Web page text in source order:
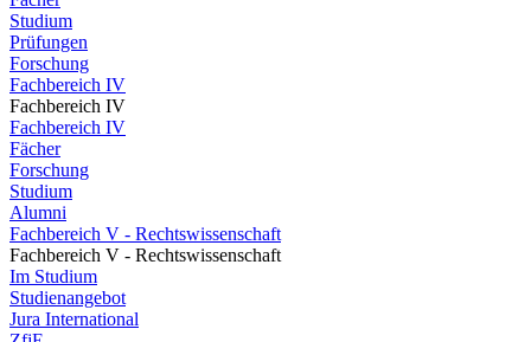
Studium
Prüfungen
Forschung
Fachbereich IV
Fachbereich IV
Fachbereich IV
Fächer
Forschung
Studium
Alumni
Fachbereich V - Rechtswissenschaft
Fachbereich V - Rechtswissenschaft
Im Studium
Studienangebot
Jura International